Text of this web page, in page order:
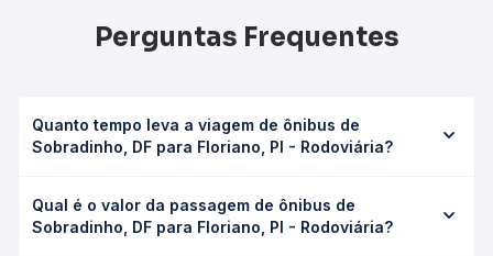
Perguntas Frequentes
Quanto tempo leva a viagem de ônibus de
Sobradinho, DF para Floriano, PI - Rodoviária?
Rodoviária leva em média 24h 5min, podendo variar
conforme a viação, o tipo de serviço (convencional,
Qual é o valor da passagem de ônibus de
Sobradinho, DF para Floriano, PI - Rodoviária?